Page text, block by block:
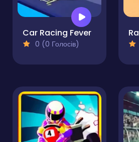
Car Racing Fever
0 (0 Голосів)